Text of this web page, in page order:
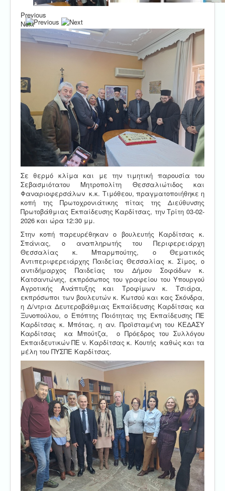
Previous
Next
Σε θερμό κλίμα και με την τιμητική παρουσία του
Σεβασμιότατου Μητροπολίτη Θεσσαλιώτιδος και
Φαναριοφερσάλων κ.κ. Τιμόθεου, πραγματοποιήθηκε η
κοπή της Πρωτοχρονιάτικης πίτας της Διεύθυνσης
Πρωτοβάθμιας Εκπαίδευσης Καρδίτσας, την Τρίτη 03-02-
2026 και ώρα 12:30 μμ.
Στην κοπή παρευρέθηκαν ο βουλευτής Καρδίτσας κ.
Σπάνιας, ο αναπληρωτής του Περιφερειάρχη
Θεσσαλίας κ. Μπαρμπούτης, ο Θεματικός
Αντιπεριφερειάρχης Παιδείας Θεσσαλίας κ. Σίμος, ο
αντιδήμαρχος Παιδείας του Δήμου Σοφάδων κ.
Κατσαντώνης, εκπρόσωπος του γραφείου του Υπουργού
Αγροτικής Ανάπτυξης και Τροφίμων κ. Τσιάρα,
εκπρόσωποι των βουλευτών κ. Κωτσού και κας Σκόνδρα,
η Δ/ντρια Δευτεροβάθμιας Εκπαίδευσης Καρδίτσας κα
Ξυνοπούλου, ο Επόπτης Ποιότητας της Εκπαίδευσης ΠΕ
Καρδίτσας κ. Μπότας, η αν. Προϊσταμένη του ΚΕΔΑΣΥ
Καρδίτσας κα Μπούτζα, ο Πρόεδρος του Συλλόγου
Εκπαιδευτικών ΠΕ ν. Καρδίτσας κ. Κουτής καθώς και τα
μέλη του ΠΥΣΠΕ Καρδίτσας.